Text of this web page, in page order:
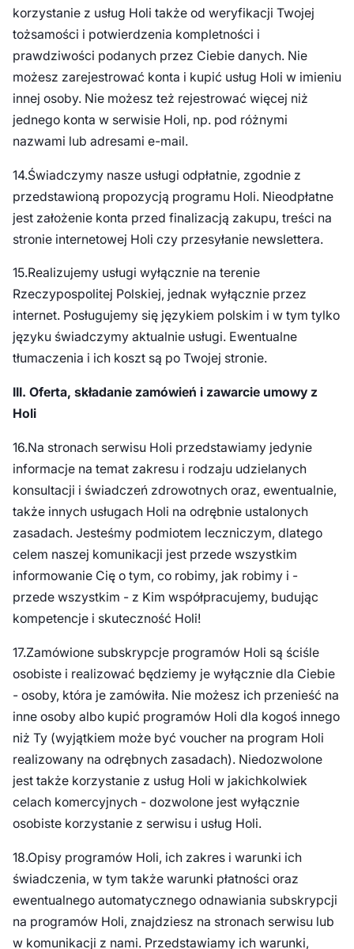
korzystanie z usług Holi także od weryfikacji Twojej
tożsamości i potwierdzenia kompletności i
prawdziwości podanych przez Ciebie danych. Nie
możesz zarejestrować konta i kupić usług Holi w imieniu
innej osoby. Nie możesz też rejestrować więcej niż
jednego konta w serwisie Holi, np. pod różnymi
nazwami lub adresami e-mail.
14.Świadczymy nasze usługi odpłatnie, zgodnie z
przedstawioną propozycją programu Holi. Nieodpłatne
jest założenie konta przed finalizacją zakupu, treści na
stronie internetowej Holi czy przesyłanie newslettera.
15.Realizujemy usługi wyłącznie na terenie
Rzeczypospolitej Polskiej, jednak wyłącznie przez
internet. Posługujemy się językiem polskim i w tym tylko
języku świadczymy aktualnie usługi. Ewentualne
tłumaczenia i ich koszt są po Twojej stronie.
III. Oferta, składanie zamówień i zawarcie umowy z
Holi
16.Na stronach serwisu Holi przedstawiamy jedynie
informacje na temat zakresu i rodzaju udzielanych
konsultacji i świadczeń zdrowotnych oraz, ewentualnie,
także innych usługach Holi na odrębnie ustalonych
zasadach. Jesteśmy podmiotem leczniczym, dlatego
celem naszej komunikacji jest przede wszystkim
informowanie Cię o tym, co robimy, jak robimy i -
przede wszystkim - z Kim współpracujemy, budując
kompetencje i skuteczność Holi!
17.Zamówione subskrypcje programów Holi są ściśle
osobiste i realizować będziemy je wyłącznie dla Ciebie
- osoby, która je zamówiła. Nie możesz ich przenieść na
inne osoby albo kupić programów Holi dla kogoś innego
niż Ty (wyjątkiem może być voucher na program Holi
realizowany na odrębnych zasadach). Niedozwolone
jest także korzystanie z usług Holi w jakichkolwiek
celach komercyjnych - dozwolone jest wyłącznie
osobiste korzystanie z serwisu i usług Holi.
18.Opisy programów Holi, ich zakres i warunki ich
świadczenia, w tym także warunki płatności oraz
ewentualnego automatycznego odnawiania subskrypcji
na programów Holi, znajdziesz na stronach serwisu lub
w komunikacji z nami. Przedstawiamy ich warunki,